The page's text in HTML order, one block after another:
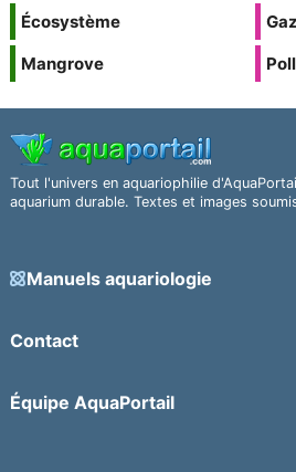
Écosystème
Mangrove
Tout l'univers en aquariophilie
aquarium durable. Textes et images
Manuels aquariologie
Contact
Équipe AquaPortail